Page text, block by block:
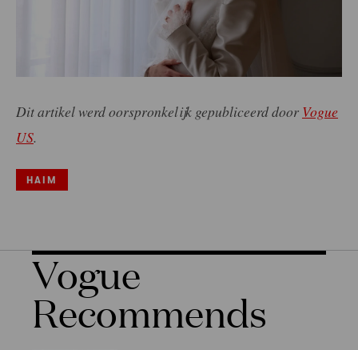
Dit artikel werd oorspronkelijk gepubliceerd door Vogue
US.
HAIM
Vogue
Recommends